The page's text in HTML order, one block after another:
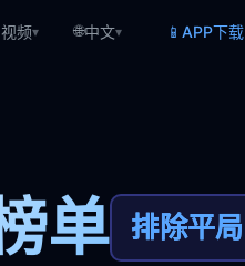
视频▾ 🌐中文▾ 📱 APP下载
单 排除平局